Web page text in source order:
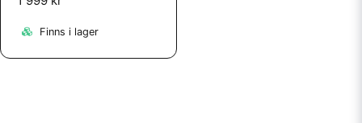
Finns i lager